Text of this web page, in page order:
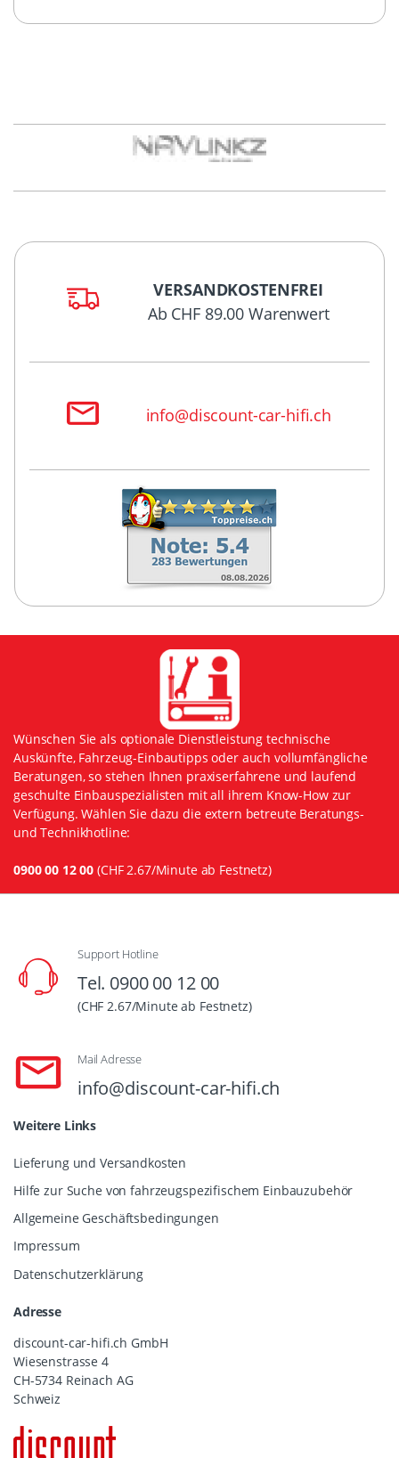
VERSANDKOSTENFREI
Ab CHF 89.00 Warenwert
info@discount-car-hifi.ch
Wünschen Sie als optionale Dienstleistung technische
Auskünfte, Fahrzeug-Einbautipps oder auch vollumfängliche
Beratungen, so stehen Ihnen praxiserfahrene und laufend
geschulte Einbauspezialisten mit all ihrem Know-How zur
Verfügung. Wählen Sie dazu die extern betreute Beratungs-
und Technikhotline:
0900 00 12 00 (CHF 2.67/Minute ab Festnetz)
Support Hotline
Tel. 0900 00 12 00
(CHF 2.67/Minute ab Festnetz)
Mail Adresse
info@discount-car-hifi.ch
Weitere Links
Lieferung und Versandkosten
Hilfe zur Suche von fahrzeugspezifischem Einbauzubehör
Allgemeine Geschäftsbedingungen
Impressum
Datenschutzerklärung
Adresse
discount-car-hifi.ch GmbH
Wiesenstrasse 4
CH-5734 Reinach AG
Schweiz